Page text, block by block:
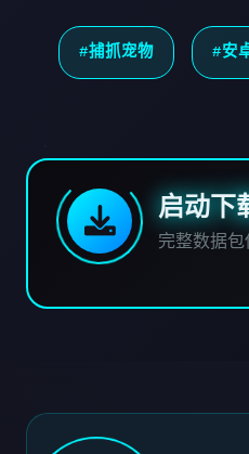
#捕抓宠物 #安
启动下
完整数据包